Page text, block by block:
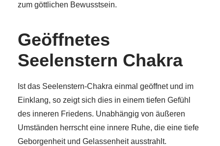
zum göttlichen Bewusstsein.
Geöffnetes
Seelenstern Chakra
Ist das Seelenstern-Chakra einmal geöffnet und im
Einklang, so zeigt sich dies in einem tiefen Gefühl
des inneren Friedens. Unabhängig von äußeren
Umständen herrscht eine innere Ruhe, die eine tiefe
Geborgenheit und Gelassenheit ausstrahlt.